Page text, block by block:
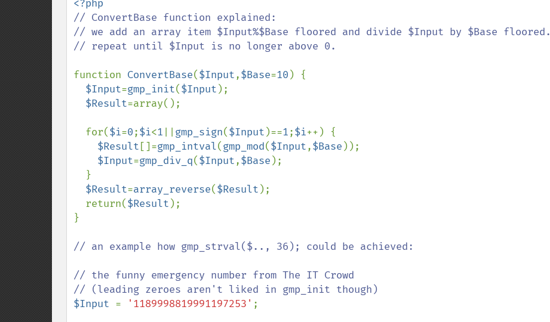
// ConvertBase function explained:
// we add an array item $Input%$Base floored and divide $Input by $Base floored.
// repeat until $Input is no longer above 0.
function ConvertBase($Input,$Base=10 ) {
$Input=gmp_init($Input );
$Result=array();
  for(
$i=0;$i<1 gmp_sign($Input )==1;$i++) {
$Result []=gmp_intval(gmp_mod($Input,$Base ));
$Input=gmp_div_q($Input,$Base );
$Result=array_reverse($Result );
  return(
$Result );
}
// an example how gmp_strval($.., 36); could be achieved:
// the funny emergency number from The IT Crowd
$Input = '1189998819991197253' ;